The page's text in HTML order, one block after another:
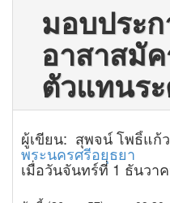
มอบประ
อาสาสมั
ตัวแทนร
ผู้เขียน: สุพจน์ โพธิ์แก้
พระนครศรีอยุธยา
เมื่อวันจันทร์ที่ 1 ธันวา